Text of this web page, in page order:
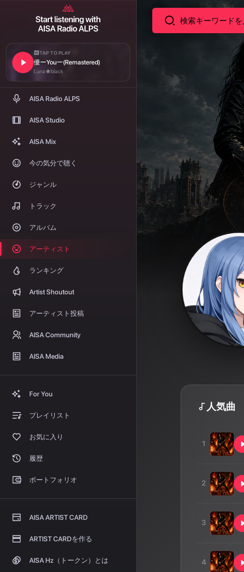
TAP TO PLAY
優ーYouー(Remastered)
Luna★black
AISA Radio ALPS
AISA Studio
AISA Mix
今の気分で聴く
ジャンル
トラック
アルバム
アーティスト
ランキング
Artist Shoutout
アーティスト投稿
AISA Community
AISA Media
For You
プレイリスト
お気に入り
履歴
ポートフォリオ
AISA ARTIST CARD
ARTIST CARDを作る
AISA Hz（トークン）とは
人気曲
1
2
3
4